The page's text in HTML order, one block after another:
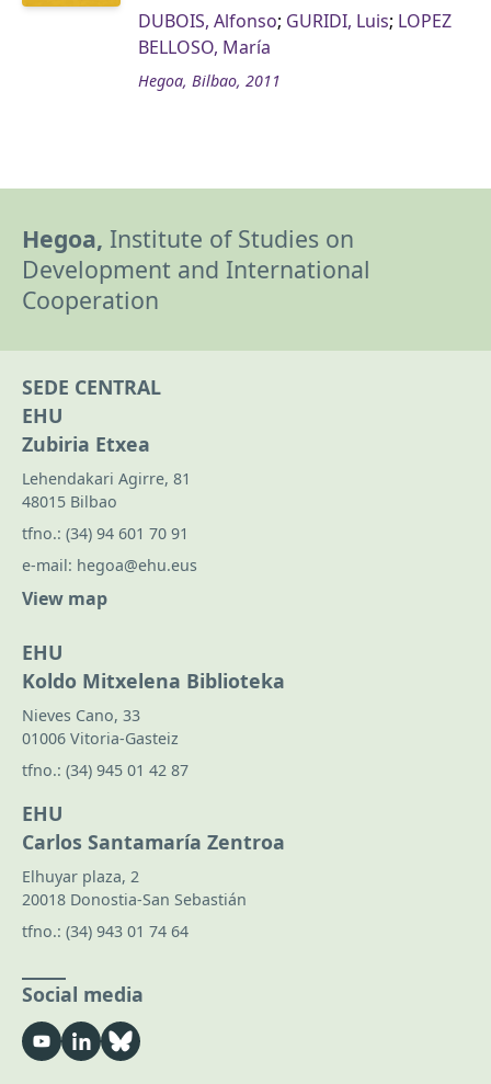
DUBOIS, Alfonso; GURIDI, Luis; LOPEZ
BELLOSO, María
Hegoa, Bilbao, 2011
Hegoa, Institute of Studies on
Development and International
Cooperation
SEDE CENTRAL
EHU
Zubiria Etxea
Lehendakari Agirre, 81
48015 Bilbao
tfno.: (34) 94 601 70 91
e-mail: hegoa@ehu.eus
View map
EHU
Koldo Mitxelena Biblioteka
Nieves Cano, 33
01006 Vitoria-Gasteiz
tfno.: (34) 945 01 42 87
EHU
Carlos Santamaría Zentroa
Elhuyar plaza, 2
20018 Donostia-San Sebastián
tfno.: (34) 943 01 74 64
Social media